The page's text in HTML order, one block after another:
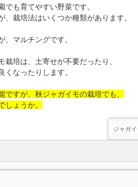
でも育てやすい野菜です。
栽培法はいくつか種類があります。
、マルチングです。
培は、土寄せが不要だったり、
くなったりします。
ですが、秋ジャガイモの栽培でも、
しょうか。
ジャガ